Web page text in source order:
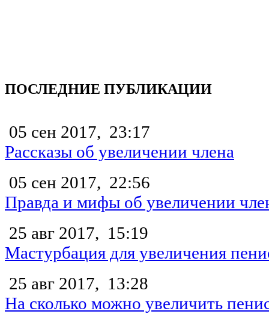
ПОСЛЕДНИЕ ПУБЛИКАЦИИ
05 сен 2017, 23:17
Рассказы об увеличении члена
05 сен 2017, 22:56
Правда и мифы об увеличении
25 авг 2017, 15:19
Мастурбация для увеличения
25 авг 2017, 13:28
На сколько можно увеличить